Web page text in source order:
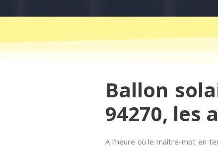
Ballon
94270, les
A l’heure où le maître-mot en